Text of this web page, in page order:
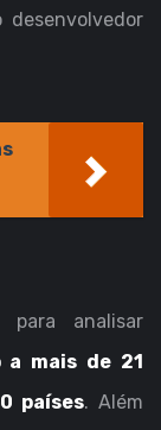
desenvolvedor
para analisar
a mais de 21
países. Além